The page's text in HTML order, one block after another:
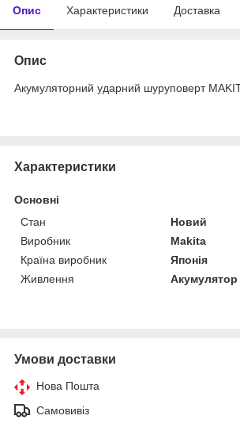
Опис Характеристики Доставка
Опис
Акумуляторний ударний шуруповерт
Характеристики
Основні
Стан
Новий
Виробник
Makita
Країна виробник
Японія
Живлення
Акумулятор
Умови доставки
Нова Пошта
Самовивіз